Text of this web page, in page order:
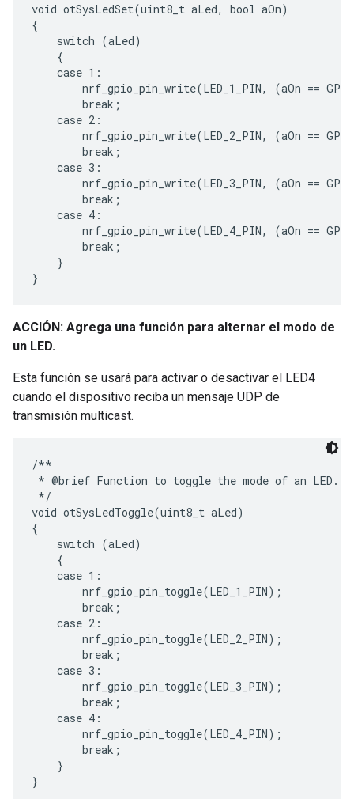
void otSysLedSet(uint8_t aLed, bool aOn)
{
    switch (aLed)
    {
    case 1:
nrf_gpio_pin_write(LED_1_PIN, (aOn ==
        break;
    case 2:
nrf_gpio_pin_write(LED_2_PIN, (aOn ==
        break;
    case 3:
nrf_gpio_pin_write(LED_3_PIN, (aOn ==
        break;
    case 4:
nrf_gpio_pin_write(LED_4_PIN, (aOn ==
        break;
    }
ACCIÓN: Agrega una función para alternar el modo de
un LED.
Esta función se usará para activar o desactivar el LED4
cuando el dispositivo reciba un mensaje UDP de
transmisión multicast.
/**
* @brief Function to toggle the mode of an LED.
*/
void otSysLedToggle(uint8_t aLed)
{
    switch (aLed)
    {
    case 1:
        nrf_gpio_pin_toggle(LED_1_PIN);
        break;
    case 2:
        nrf_gpio_pin_toggle(LED_2_PIN);
        break;
    case 3:
        nrf_gpio_pin_toggle(LED_3_PIN);
        break;
    case 4:
        nrf_gpio_pin_toggle(LED_4_PIN);
        break;
    }